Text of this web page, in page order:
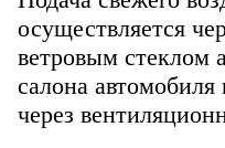
осуществляется
ветровым стеклом
салона
через